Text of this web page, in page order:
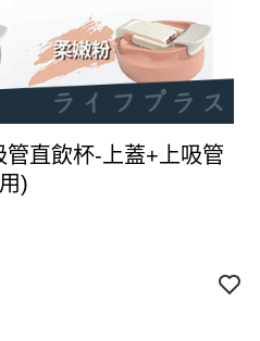
直飲杯-上蓋+上吸管
)